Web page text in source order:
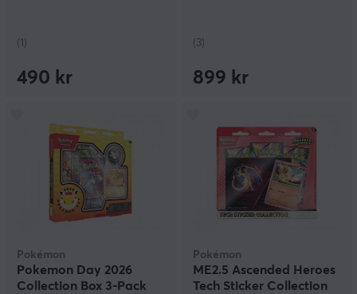
(1)
490 kr
(3)
899 kr
Pokémon
Pokemon Day 2026
Collection Box 3-Pack
Pokémon
ME2.5 Ascended Heroes
Tech Sticker Collection